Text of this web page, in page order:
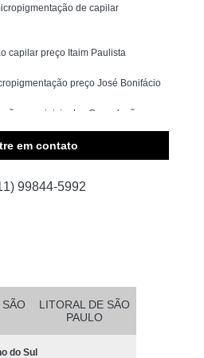
Cabelo Masculino
Capilar Cabelo Grande
Capilar Fio a Fio
Capilar Realista
de Cabelo 3d
Masculina Cabelo
da Serra
em Barba Mauá
de capilar
capilar preço Itaim Paulista
preço José Bonifácio
para iniciantes Consolação
em contato
99844-5992
SÃO
LITORAL DE SÃO
PAULO
do Sul